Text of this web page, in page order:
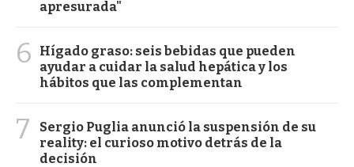
apresurada"
6
Hígado graso: seis bebidas que pueden
ayudar a cuidar la salud hepática y los
hábitos que las complementan
7
Sergio Puglia anunció la suspensión de su
reality: el curioso motivo detrás de la
decisión